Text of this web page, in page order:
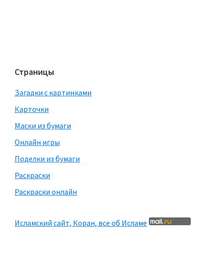
Страницы
Загадки с картинками
Карточки
Маски из бумаги
Онлайн игры
Поделки из бумаги
Раскраски
Раскраски онлайн
Исламский сайт, Коран, все об Исламе